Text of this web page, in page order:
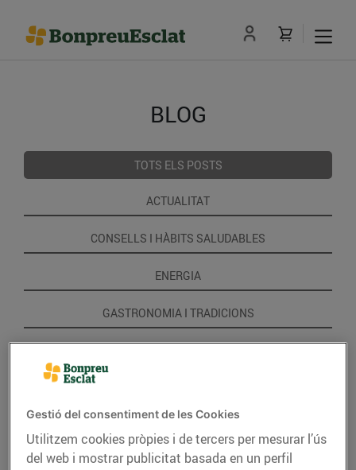
BLOG
TOTS ELS POSTS
ACTUALITAT
CONSELLS I HÀBITS SALUDABLES
ENERGIA
GASTRONOMIA I TRADICIONS
Gestió del consentiment de les Cookies
Utilitzem cookies pròpies i de tercers per mesurar l’ús
del web i mostrar publicitat basada en un perfil